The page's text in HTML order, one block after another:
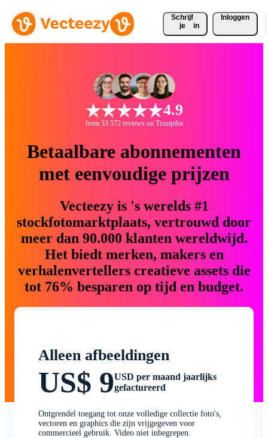
Schrijf
je
in
Inloggen
4.9
from 33.572 reviews on Trustpilot
Betaalbare abonnementen
met eenvoudige prijzen
Vecteezy is 's werelds #1
stockfotomarktplaats, vertrouwd door
meer dan 90.000 klanten wereldwijd.
Het biedt merken, makers en
verhalenvertellers creatieve assets die
tot 76% besparen op tijd en budget.
Alleen afbeeldingen
US$ 9USD per maand jaarlijks
gefactureerd
Ontgrendel toegang tot onze volledige collectie foto's,
vectoren en graphics die zijn vrijgegeven voor
commercieel gebruik. Video niet inbegrepen.